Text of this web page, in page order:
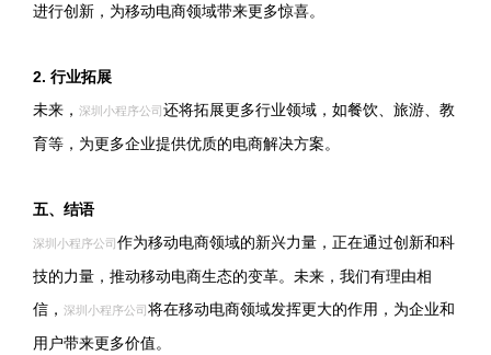
进行创新，为移动电商领域带来更多惊喜。
2. 行业拓展
未来， 深圳小程序公司 还将拓展更多行业领域，如餐饮、旅游、教
育等，为更多企业提供优质的电商解决方案。
五、结语
深圳小程序公司 作为移动电商领域的新兴力量，正在通过创新和科
技的力量，推动移动电商生态的变革。未来，我们有理由相
信， 深圳小程序公司 将在移动电商领域发挥更大的作用，为企业和
用户带来更多价值。